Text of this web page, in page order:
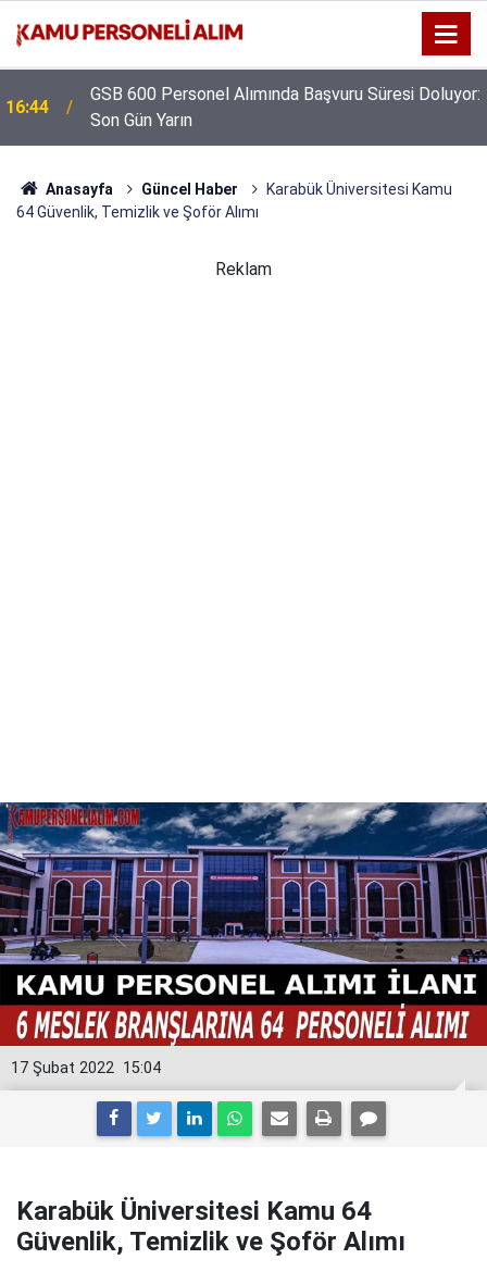
16:44
GSB 600 Personel Alımında Başvuru Süresi Doluyor:
Son Gün Yarın
Anasayfa Güncel Haber
Karabük Üniversitesi Kamu
64 Güvenlik, Temizlik ve Şoför Alımı
Reklam
15:04
17 Şubat 2022
Karabük Üniversitesi Kamu 64
Güvenlik, Temizlik ve Şoför Alımı